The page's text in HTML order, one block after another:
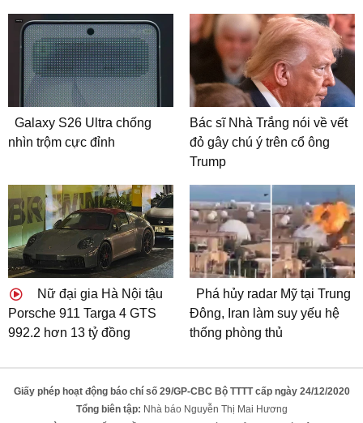
Galaxy S26 Ultra chống
nhìn trộm cực đỉnh
Bác sĩ Nhà Trắng nói về vết
đỏ gây chú ý trên cổ ông
Trump
Nữ đại gia Hà Nội tậu
Porsche 911 Targa 4 GTS
992.2 hơn 13 tỷ đồng
Phá hủy radar Mỹ tại Trung
Đông, Iran làm suy yếu hệ
thống phòng thủ
Giấy phép hoạt động báo chí số 29/GP-CBC Bộ TTTT cấp ngày 24/12/2020
Tổng biên tập: Nhà báo Nguyễn Thị Mai Hương